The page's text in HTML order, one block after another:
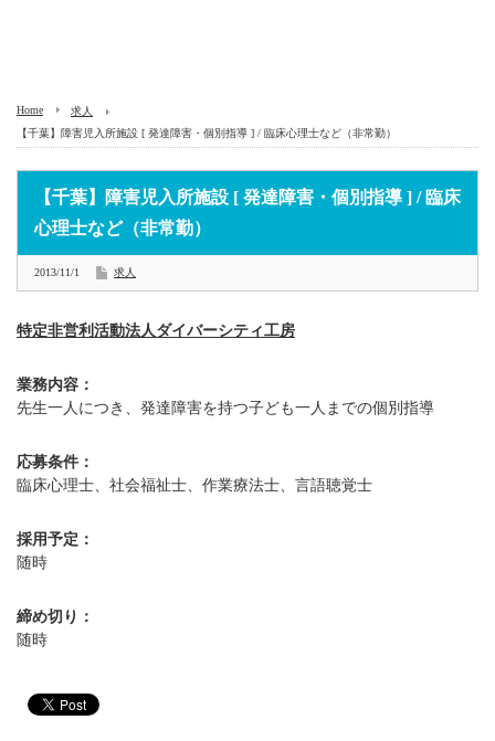
Home
求人
【千葉】障害児入所施設 [ 発達障害・個別指導 ] / 臨床心理士など（非常勤）
【千葉】障害児入所施設 [ 発達障害・個別指導 ] / 臨床
心理士など（非常勤）
2013/11/1 求人
特定非営利活動法人ダイバーシティ工房
業務内容：
先生一人につき、発達障害を持つ子ども一人までの個別指導
応募条件：
臨床心理士、社会福祉士、作業療法士、言語聴覚士
採用予定：
随時
締め切り：
随時